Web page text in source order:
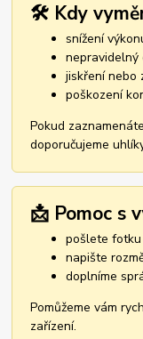
🛠️ Kdy
snížení
nepravidelný
jiskření nebo
poškození
Pokud
doporučujeme
📩 Pomoc s
pošlete
napište
doplníme
Pomůžeme vám
zařízení.